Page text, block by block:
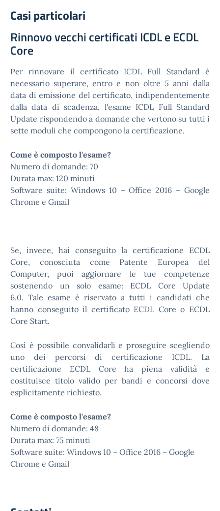
Casi particolari
Rinnovo vecchi certificati ICDL e ECDL
Core
Per rinnovare il certificato ICDL Full Standard è
necessario superare, entro e non oltre 5 anni dalla
data di emissione del certificato, indipendentemente
dalla data di scadenza, l'esame ICDL Full Standard
Update rispondendo a domande che vertono su tutti i
sette moduli che compongono la certificazione.
Come è composto l'esame?
Numero di domande: 70
Durata max: 120 minuti
Software suite: Windows 10 – Office 2016 – Google
Chrome e Gmail
Se, invece, hai conseguito la certificazione ECDL
Core, conosciuta come Patente Europea del
Computer, puoi aggiornare le tue competenze
sostenendo un solo esame: ECDL Core Update
6.0. Tale esame è riservato a tutti i candidati che
hanno conseguito il certificato ECDL Core o ECDL
Core Start.
Così è possibile convalidarli e proseguire scegliendo
uno dei percorsi di certificazione ICDL. La
certificazione ECDL Core ha piena validità e
costituisce titolo valido per bandi e concorsi dove
esplicitamente richiesto.
Come è composto l'esame?
Numero di domande: 48
Durata max: 75 minuti
Software suite: Windows 10 – Office 2016 – Google
Chrome e Gmail